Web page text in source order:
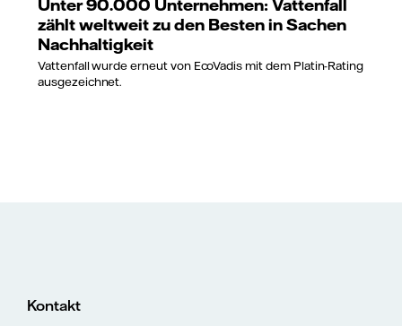
Unter 90.000 Unternehmen: Vattenfall
zählt weltweit zu den Besten in Sachen
Nachhaltigkeit
Vattenfall wurde erneut von EcoVadis mit dem Platin-Rating
ausgezeichnet.
Kontakt